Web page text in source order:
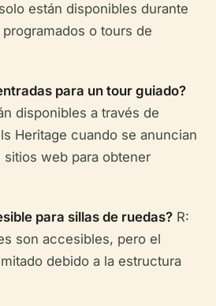
están disponibles durante
o tours de
para un tour guiado?
disponibles a través de
Heritage cuando se anuncian
web para obtener
para sillas de ruedas? R:
son accesibles, pero el
debido a la estructura